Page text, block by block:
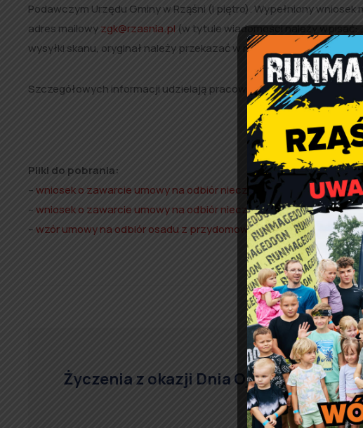
Podawczym Urzędu Gminy w Rząśni (I piętro). Wypełniony
adres mailowyzgk@rzasnia.pl (w tytule wiadomości należy wpisać:
wysyłki skanu, oryginał należy przekazać w momencie
Szczegółowych informacji udzielają pracownicy Zakładu
Pliki do pobrania:
–wniosek o zawarcie umowy na odbiór nieczystości ciekłych z
–wniosek o zawarcie umowy na odbiór nieczystości ciekłych z
–wzór umowy na odbiór osadu z przydomowej oczyszczalni
Życzenia z okazji Dnia Ojca